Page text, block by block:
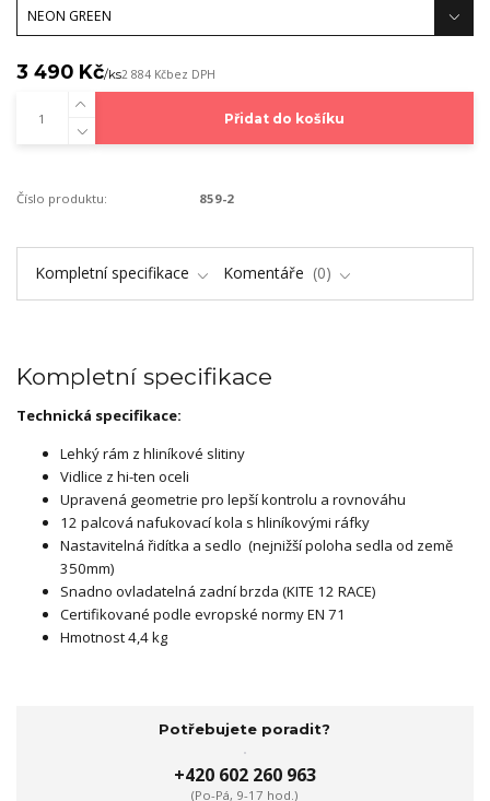
3 490 Kč/ks2 884 Kčbez DPH
Přidat do košíku
Číslo produktu: 859-2
Kompletní specifikace Komentáře 0
Kompletní specifikace
Technická specifikace:
Lehký rám z hliníkové slitiny
Vidlice z hi-ten oceli
Upravená geometrie pro lepší kontrolu a rovnováhu
12 palcová nafukovací kola s hliníkovými ráfky
Nastavitelná řidítka a sedlo (nejnižší poloha sedla od země
350mm)
Snadno ovladatelná zadní brzda (KITE 12 RACE)
Certifikované podle evropské normy EN 71
Hmotnost 4,4 kg
Potřebujete poradit?
+420 602 260 963
(Po-Pá, 9-17 hod.)